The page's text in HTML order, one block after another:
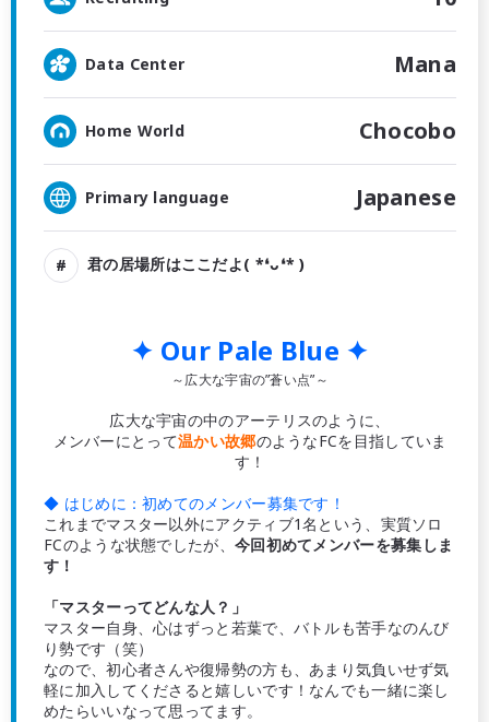
Data Center Mana
Home World Chocobo
Primary language Japanese
君の居場所はここだよ( *❛ᴗ❛* )
✦ Our Pale Blue ✦
～広大な宇宙の”蒼い点”～
広大な宇宙の中のアーテリスのように、
メンバーにとって温かい故郷のようなFCを目指していま
す！
◆ はじめに：初めてのメンバー募集です！
これまでマスター以外にアクティブ1名という、実質ソロ
FCのような状態でしたが、 今回初めてメンバーを募集しま
す！
「マスターってどんな人？」
マスター自身、心はずっと若葉で、バトルも苦手なのんび
り勢です（笑）
なので、初心者さんや復帰勢の方も、あまり気負いせず気
軽に加入してくださると嬉しいです！なんでも一緒に楽し
めたらいいなって思ってます。